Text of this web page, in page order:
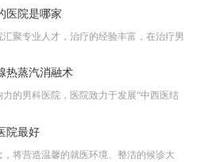
医院是哪家
聚专业人才，治疗的经验丰富，在治疗男
热蒸汽消融术
的男科医院，医院致力于发展“中西医结
院最好
将营造温馨的就医环境、整洁的候诊大